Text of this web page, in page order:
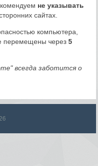
не указывать
сайтах.
компьютера,
перемещены через5
всегда заботится о